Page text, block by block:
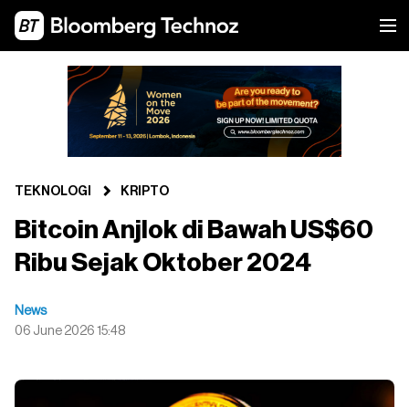
TEKNOLOGI KRIPTO
Bitcoin Anjlok di Bawah US$60
Ribu Sejak Oktober 2024
News
06 June 2026 15:48